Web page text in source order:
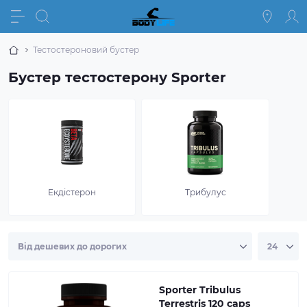
Тестостероновий бустер
Бустер тестостерону Sporter
Екдістерон Трибулус
Sporter Tribulus
Terrestris 120 caps